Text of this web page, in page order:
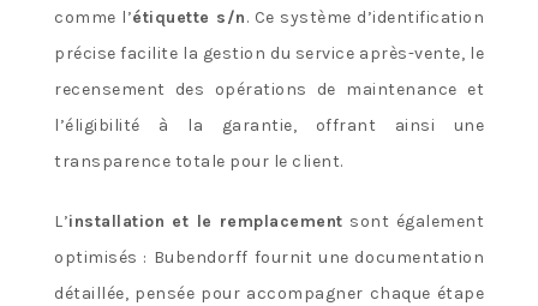
comme l’étiquette s/n. Ce système d’identification
précise facilite la gestion du service après-vente, le
recensement des opérations de maintenance et
l’éligibilité à la garantie, offrant ainsi une
transparence totale pour le client.
L’installation et le remplacement sont également
optimisés : Bubendorff fournit une documentation
détaillée, pensée pour accompagner chaque étape